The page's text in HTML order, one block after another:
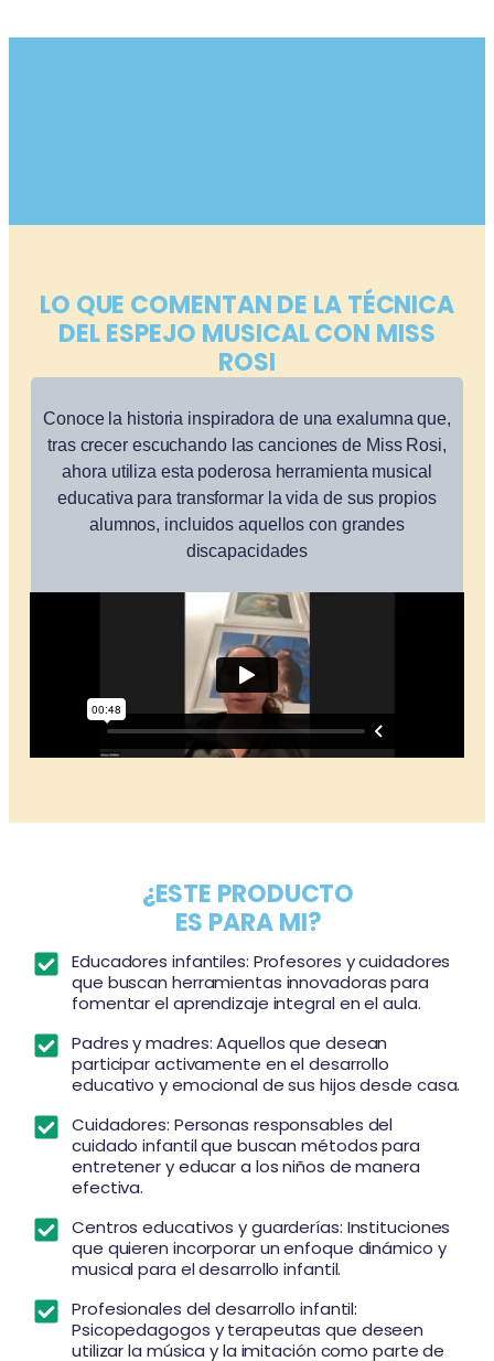
LO QUE COMENTAN DE LA TÉCNICA
DEL ESPEJO MUSICAL CON MISS
ROSI
Conoce la historia inspiradora de una exalumna que,
tras crecer escuchando las canciones de Miss Rosi,
ahora utiliza esta poderosa herramienta musical
educativa para transformar la vida de sus propios
alumnos, incluidos aquellos con grandes
discapacidades
¿ESTE PRODUCTO
ES PARA MI?
Educadores infantiles: Profesores y cuidadores
que buscan herramientas innovadoras para
fomentar el aprendizaje integral en el aula.
Padres y madres: Aquellos que desean
participar activamente en el desarrollo
educativo y emocional de sus hijos desde casa.
Cuidadores: Personas responsables del
cuidado infantil que buscan métodos para
entretener y educar a los niños de manera
efectiva.
Centros educativos y guarderías: Instituciones
que quieren incorporar un enfoque dinámico y
musical para el desarrollo infantil.
Profesionales del desarrollo infantil:
Psicopedagogos y terapeutas que deseen
utilizar la música y la imitación como parte de